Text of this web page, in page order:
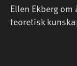
Ellen Ekberg
teoretisk